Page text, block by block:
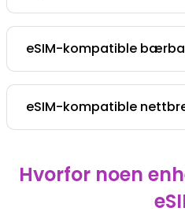
eSIM-kompatible
eSIM-kompatible
Hvorfor noen